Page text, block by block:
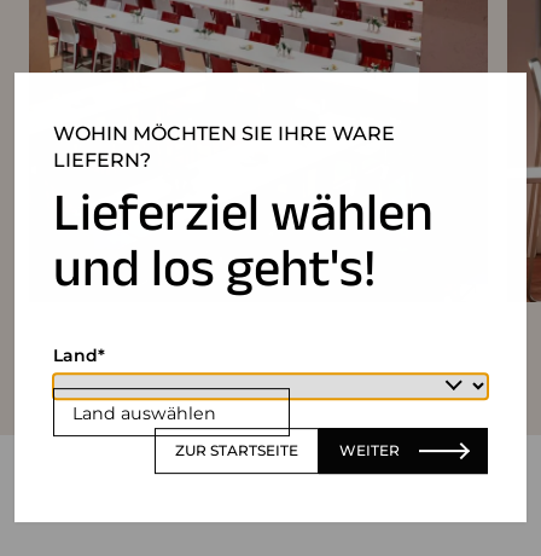
WOHIN MÖCHTEN SIE IHRE WARE
LIEFERN?
Lieferziel wählen
und los geht's!
Land auswählen
Land
ZUR STARTSEITE WEITER